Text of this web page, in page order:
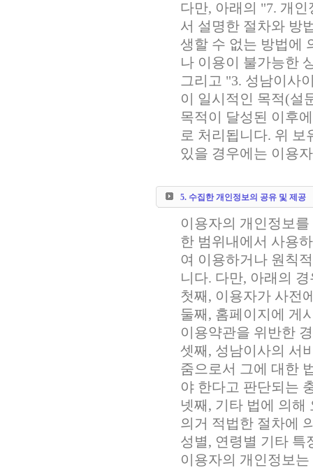
다만, 아래의 "7. 개
서 설명한 절차와 방
생할 수 없는 방법에
나 이용이 불가능한
그리고 "3. 성남이사
이 일시적인 목적(설
목적이 달성된 이후
로 처리됩니다. 위
있을 경우에는 이용
5. 수집한 개인정보의 공유 및 제공
이용자의 개인정보
한 범위내에서 사용
여 이용하거나 원칙
니다. 다만, 아래의
첫째, 이용자가 사전
둘째, 홈페이지에 게
이용약관을 위반한
셋째, 성남이사의 서
줌으로서 그에 대한
야 한다고 판단되는
넷째, 기타 법에 의해
의거 적법한 절차에
성별, 연령별 기타 특
이용자의 개인정보